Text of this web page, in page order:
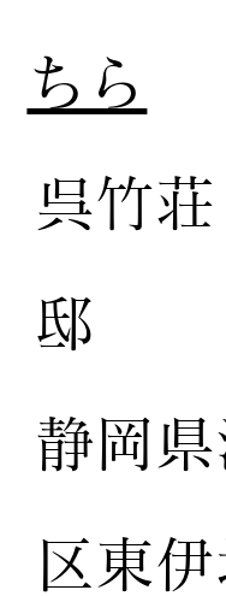
呉竹
邸
静岡
区東
ちら